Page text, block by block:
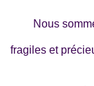
Nous
fragiles et